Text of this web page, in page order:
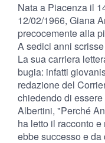
Nata a Piacenza il
12/02/1966, Giana
precocemente alla
A sedici anni
La sua carriera
bugia: infatti
redazione del
chiedendo di
Albertini, "Perché
ha letto il racconto
ebbe successo e